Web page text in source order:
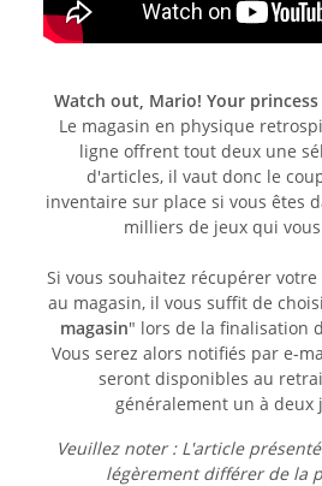
Watch out, Mario! Your
Le magasin en physique
ligne offrent tout deux une
d'articles, il vaut donc le
inventaire sur place si vous êtes
milliers de jeux qui
Si vous souhaitez récupérer
au magasin, il vous suffit de
magasin" lors de la finalisation
Vous serez alors notifiés par e-
seront disponibles au
généralement un à deux
Veuillez noter : L'article
légèrement différer de la